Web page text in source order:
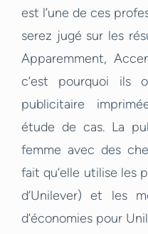
est l’une de ces
serez jugé sur les
Apparemment,
c’est pourquoi ils
publicitaire
étude de cas. La
femme avec des
fait qu’elle utilise les
d’Unilever) et les
d’économies pour